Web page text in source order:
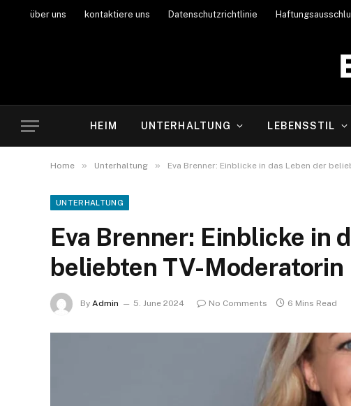
über uns kontaktiere uns Datenschutzrichtlinie
HEIM UNTERHALTUNG LEBENSSTIL
Home » Unterhaltung » Eva Brenner: Einblicke in das Leben der
UNTERHALTUNG
Eva Brenner: Einblicke in
beliebten TV-Moderatorin
By Admin 5. June 2024 No Comments 6 Mins Read